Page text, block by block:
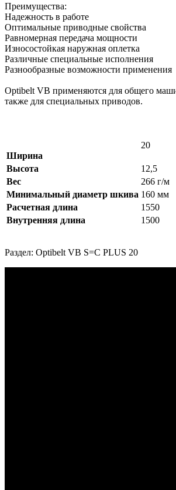
Преимущества:
Надежность в работе
Оптимальные приводные свойства
Равномерная передача мощности
Износостойкая наружная оплетка
Различные специальные исполнения
Разнообразные возможности применения
Оptibelt VB применяются для общего
также для специальных приводов.
Ширина
20
Высота
12,5
Вес
266 г/м
Минимальный диаметр шкива 160 мм
Расчетная длина
1550
Внутренняя длина
1500
Раздел: Optibelt VB S=C PLUS 20